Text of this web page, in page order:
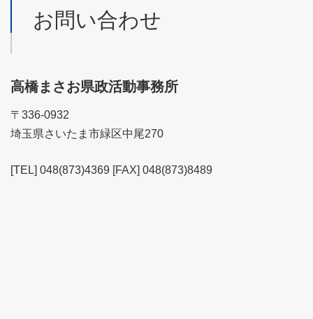
お問い合わせ
高橋まさお県政活動事務所
〒336-0932
埼玉県さいたま市緑区中尾270
[TEL] 048(873)4369 [FAX] 048(873)8489